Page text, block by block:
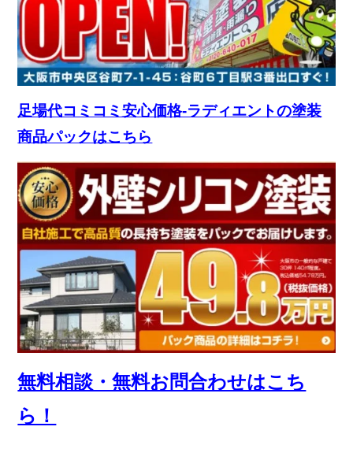
足場代コミコミ安心価格-ラディエントの塗装
商品パックはこちら
無料相談・無料お問合わせはこち
ら！